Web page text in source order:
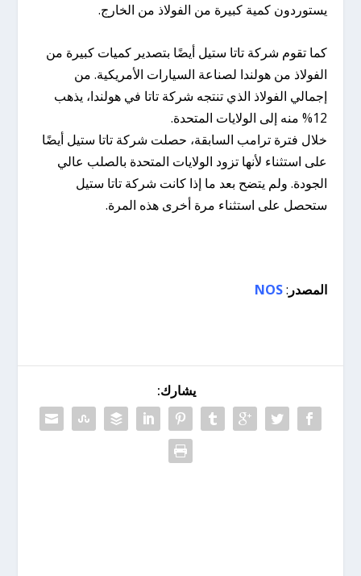
يستوردون كمية كبيرة من الفولاذ من الخارج.
كما تقوم شركة تاتا ستيل أيضًا بتصدير كميات كبيرة من
الفولاذ من هولندا لصناعة السيارات الأمريكية. من
إجمالي الفولاذ الذي تنتجه شركة تاتا في هولندا، يذهب
12% منه إلى الولايات المتحدة.
خلال فترة ترامب السابقة، حصلت شركة تاتا ستيل أيضًا
على استثناء لأنها تزود الولايات المتحدة بالصلب عالي
الجودة. ولم يتضح بعد ما إذا كانت شركة تاتا ستيل
ستحصل على استثناء مرة أخرى هذه المرة.
المصدر :
NOS
يشارك: